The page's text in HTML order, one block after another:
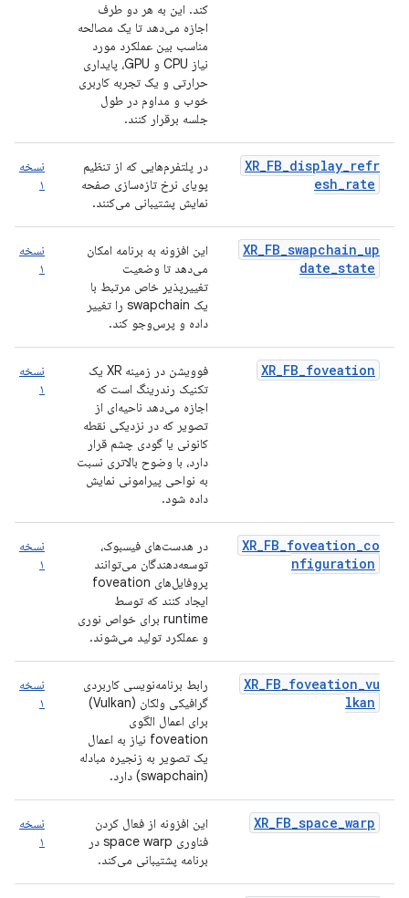
کند. این به هر دو طرف
اجازه می‌دهد تا یک مصالحه
مناسب بین عملکرد مورد
نیاز CPU و GPU، پایداری
حرارتی و یک تجربه کاربری
خوب و مداوم در طول
جلسه برقرار کنند.
XR_FB_display_refr
esh_rate
در پلتفرم‌هایی که از تنظیم
پویای نرخ تازه‌سازی صفحه
نمایش پشتیبانی می‌کنند.
نسخه
۱
XR_FB_swapchain_up
date_state
این افزونه به برنامه امکان
می‌دهد تا وضعیت
تغییرپذیر خاص مرتبط با
یک swapchain را تغییر
داده و پرس‌وجو کند.
نسخه
۱
XR_FB_foveation
فوویشن در زمینه XR یک
تکنیک رندرینگ است که
اجازه می‌دهد ناحیه‌ای از
تصویر که در نزدیکی نقطه
کانونی یا گودی چشم قرار
دارد، با وضوح بالاتری نسبت
به نواحی پیرامونی نمایش
داده شود.
نسخه
۱
XR_FB_foveation_co
nfiguration
در هدست‌های فیسبوک،
توسعه‌دهندگان می‌توانند
پروفایل‌های foveation
ایجاد کنند که توسط
runtime برای خواص نوری
و عملکرد تولید می‌شوند.
نسخه
۱
XR_FB_foveation_vu
lkan
رابط برنامه‌نویسی کاربردی
گرافیکی ولکان (Vulkan)
برای اعمال الگوی
foveation نیاز به اعمال
یک تصویر به زنجیره مبادله
(swapchain) دارد.
نسخه
۱
XR_FB_space_warp
این افزونه از فعال کردن
فناوری space warp در
برنامه پشتیبانی می‌کند.
نسخه
۱